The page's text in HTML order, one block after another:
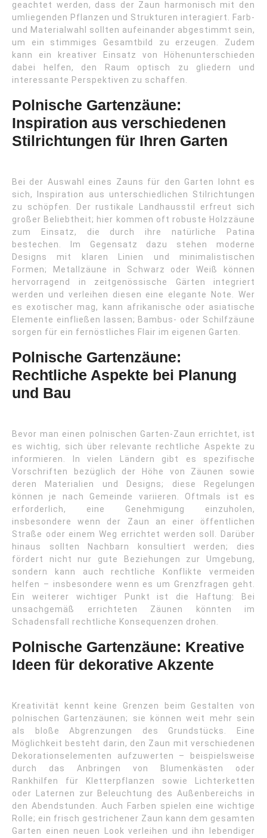
geachtet werden, dass der Zaun harmonisch mit den
umliegenden Pflanzen und Strukturen interagiert. Farb-
und Materialwahl sollten aufeinander abgestimmt sein,
um ein stimmiges Gesamtbild zu erzeugen. Zudem
kann ein kreativer Einsatz von Höhenunterschieden
dabei helfen, den Raum optisch zu gliedern und
interessante Perspektiven zu schaffen.
Polnische Gartenzäune:
Inspiration aus verschiedenen
Stilrichtungen für Ihren Garten
Bei der Auswahl eines Zauns für den Garten lohnt es
sich, Inspiration aus unterschiedlichen Stilrichtungen
zu schöpfen. Der rustikale Landhausstil erfreut sich
großer Beliebtheit; hier kommen oft robuste Holzzäune
zum Einsatz, die durch ihre natürliche Patina
bestechen. Im Gegensatz dazu stehen moderne
Designs mit klaren Linien und minimalistischen
Formen; Metallzäune in Schwarz oder Weiß können
hervorragend in zeitgenössische Gärten integriert
werden und verleihen diesen eine elegante Note. Wer
es exotischer mag, kann afrikanische oder asiatische
Elemente einfließen lassen; Bambus- oder Schilfzäune
sorgen für ein fernöstliches Flair im eigenen Garten.
Polnische Gartenzäune:
Rechtliche Aspekte bei Planung
und Bau
Bevor man einen polnischen Garten-Zaun errichtet, ist
es wichtig, sich über relevante rechtliche Aspekte zu
informieren. In vielen Ländern gibt es spezifische
Vorschriften bezüglich der Höhe von Zäunen sowie
deren Materialien und Designs; diese Regelungen
können je nach Gemeinde variieren. Oftmals ist es
erforderlich, eine Genehmigung einzuholen,
insbesondere wenn der Zaun an einer öffentlichen
Straße oder einem Weg errichtet werden soll. Darüber
hinaus sollten Nachbarn konsultiert werden; dies
fördert nicht nur gute Beziehungen zur Umgebung,
sondern kann auch rechtliche Konflikte vermeiden
helfen – insbesondere wenn es um Grenzfragen geht.
Ein weiterer wichtiger Punkt ist die Haftung: Bei
unsachgemäß errichteten Zäunen könnten im
Schadensfall rechtliche Konsequenzen drohen.
Polnische Gartenzäune: Kreative
Ideen für dekorative Akzente
Kreativität kennt keine Grenzen beim Gestalten von
polnischen Gartenzäunen; sie können weit mehr sein
als bloße Abgrenzungen des Grundstücks. Eine
Möglichkeit besteht darin, den Zaun mit verschiedenen
Dekorationselementen aufzuwerten – beispielsweise
durch das Anbringen von Blumenkästen oder
Rankhilfen für Kletterpflanzen sowie Lichterketten
oder Laternen zur Beleuchtung des Außenbereichs in
den Abendstunden. Auch Farben spielen eine wichtige
Rolle; ein frisch gestrichener Zaun kann dem gesamten
Garten einen neuen Look verleihen und ihn lebendiger